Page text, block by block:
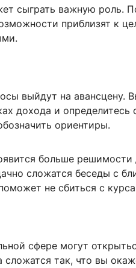
сыграть важную роль.
приблизят к
выйдут на авансцену.
дохода и
ориентиры.
больше решимости
сложатся беседы с
не сбиться с
сфере могут
сложатся так, что вы